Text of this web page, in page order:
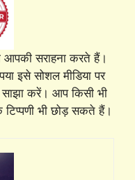
सराहना करते हैं।
इसे सोशल मीडिया पर
करें। आप किसी भी
टिप्पणी भी छोड़ सकते हैं।